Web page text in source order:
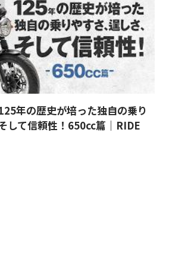
年の歴史が培った独自の乗り
して信頼性！650cc篇｜RIDE